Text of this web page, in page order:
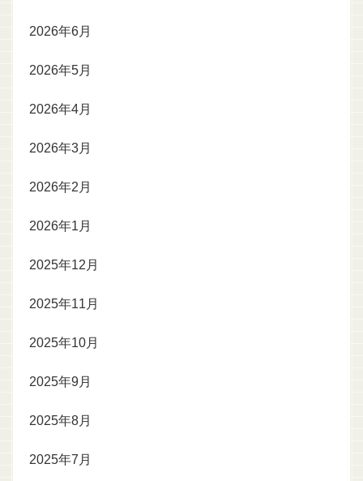
2026年6月
2026年5月
2026年4月
2026年3月
2026年2月
2026年1月
2025年12月
2025年11月
2025年10月
2025年9月
2025年8月
2025年7月